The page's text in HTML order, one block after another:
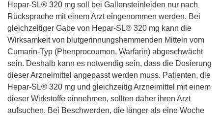
Hepar-SL® 320 mg soll bei Gallensteinleiden nur nach
Rücksprache mit einem Arzt eingenommen werden. Bei
gleichzeitiger Gabe von Hepar-SL® 320 mg kann die
Wirksamkeit von blutgerinnungshemmenden Mitteln vom
Cumarin-Typ (Phenprocoumon, Warfarin) abgeschwächt
sein. Deshalb kann es notwendig sein, dass die Dosierung
dieser Arzneimittel angepasst werden muss. Patienten, die
Hepar-SL® 320 mg und gleichzeitig Arzneimittel mit einem
dieser Wirkstoffe einnehmen, sollten daher ihren Arzt
aufsuchen. Bei Beschwerden, die länger als eine Woche